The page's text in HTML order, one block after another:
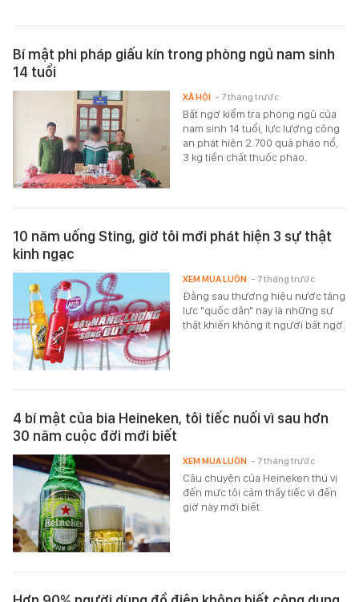
Bí mật phi pháp giấu kín trong phòng ngủ nam sinh
14 tuổi
Bất ngờ kiểm tra phòng ngủ của
nam sinh 14 tuổi, lực lượng công
an phát hiện 2.700 quả pháo nổ,
3 kg tiền chất thuốc pháo.
XÃ HỘI - 7 tháng trước
10 năm uống Sting, giờ tôi mới phát hiện 3 sự thật
kinh ngạc
Đằng sau thương hiệu nước tăng
lực "quốc dân" này là những sự
thật khiến không ít người bất ngờ.
XEM MUA LUÔN - 7 tháng trước
4 bí mật của bia Heineken, tôi tiếc nuối vì sau hơn
30 năm cuộc đời mới biết
Câu chuyện của Heineken thú vị
đến mức tôi cảm thấy tiếc vì đến
giờ này mới biết.
XEM MUA LUÔN - 7 tháng trước